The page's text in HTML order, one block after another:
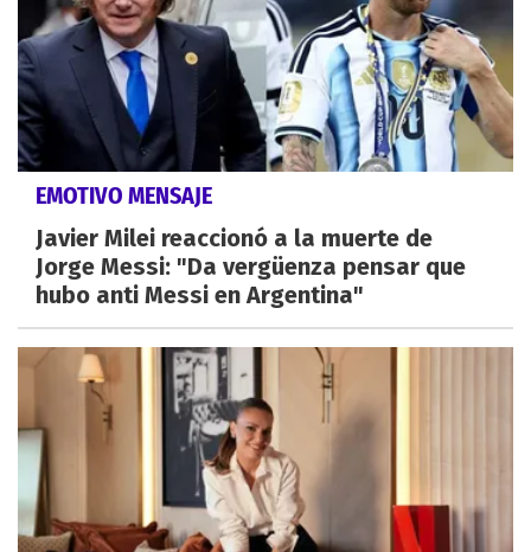
EMOTIVO MENSAJE
Javier Milei reaccionó a la muerte de
Jorge Messi: "Da vergüenza pensar que
hubo anti Messi en Argentina"